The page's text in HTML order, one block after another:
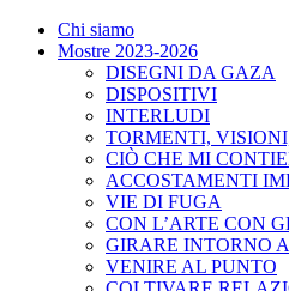
Chi siamo
Mostre 2023-2026
DISEGNI DA GAZA
DISPOSITIVI
INTERLUDI
TORMENTI,
CIÒ CHE MI
ACCOSTAMENTI
VIE DI FUGA
CON L’ARTE CON
GIRARE INTORNO
VENIRE AL PUNTO